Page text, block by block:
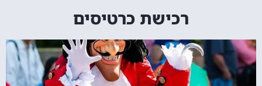
רכישת כרטיסים